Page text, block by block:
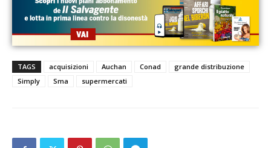
TAGS acquisizioni Auchan Conad
grande distribuzione
Simply
Sma supermercati